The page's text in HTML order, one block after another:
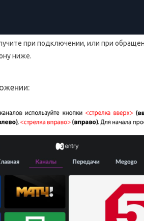
при подключении, или при
ниже.